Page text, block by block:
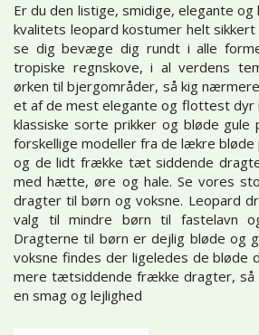
Er du den listige, smidige, elegante
kvalitets leopard kostumer helt
se dig bevæge dig rundt i alle
tropiske regnskove, i al verdens
ørken til bjergområder, så kig
et af de mest elegante og flottest dyr
klassiske sorte prikker og bløde gule
forskellige modeller fra de lækre
og de lidt frække tæt siddende
med hætte, øre og hale. Se vores
dragter til børn og voksne. Leopard
valg til mindre børn til fastelavn
Dragterne til børn er dejlig bløde og
voksne findes der ligeledes de bløde
mere tætsiddende frække dragter,
en smag og lejlighed